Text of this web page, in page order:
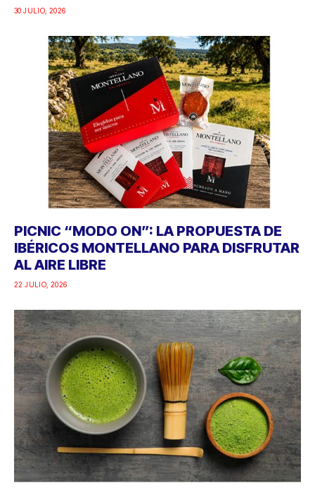
30 JULIO, 2026
PICNIC “MODO ON”: LA PROPUESTA DE
IBÉRICOS MONTELLANO PARA DISFRUTAR
AL AIRE LIBRE
22 JULIO, 2026